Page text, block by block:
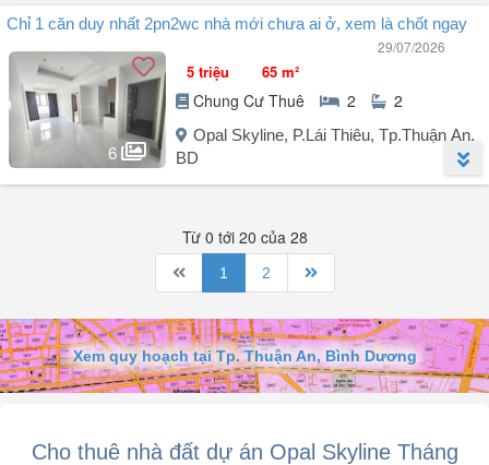
Người đăng: Thái Sĩ Nguyễn
(8 tin đăng)
Căn này mà khách ko thuê hơi uổng ạ, nhà đẹp sang trọng như ở
biệt thự hạng sang
Chỉ 1 căn duy nhất 2pn2wc nhà mới chưa ai ở, xem là chốt ngay
29/07/2026
6
5 triệu 65 m²
Chung Cư Thuê 2 2
Opal Skyline, P.Lái Thiêu, Tp.Thuận An,
BD
Hàng 2pn opal skyline đang khan hiếm ko còn căn để cho khách
thuê nữa nên anh chị khách chốt cọc sớm để giữ căn ạ, opal đầy đủ
tiện ích nội khu, ngoại khu an ninh tốt
Từ 0 tới 20 của 28
1 2
Xem quy hoạch tại Tp. Thuận An, Bình Dương
Cho thuê nhà đất dự án Opal Skyline Tháng